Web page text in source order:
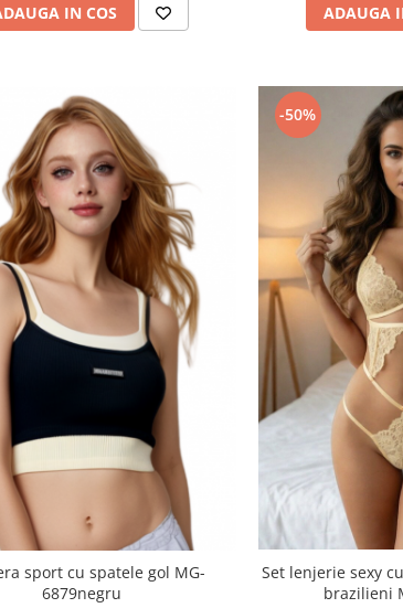
IN COS ADAUGA
sport cu spatele gol MG-
6879negru
-50%
Set lenjerie sexy
brazilieni